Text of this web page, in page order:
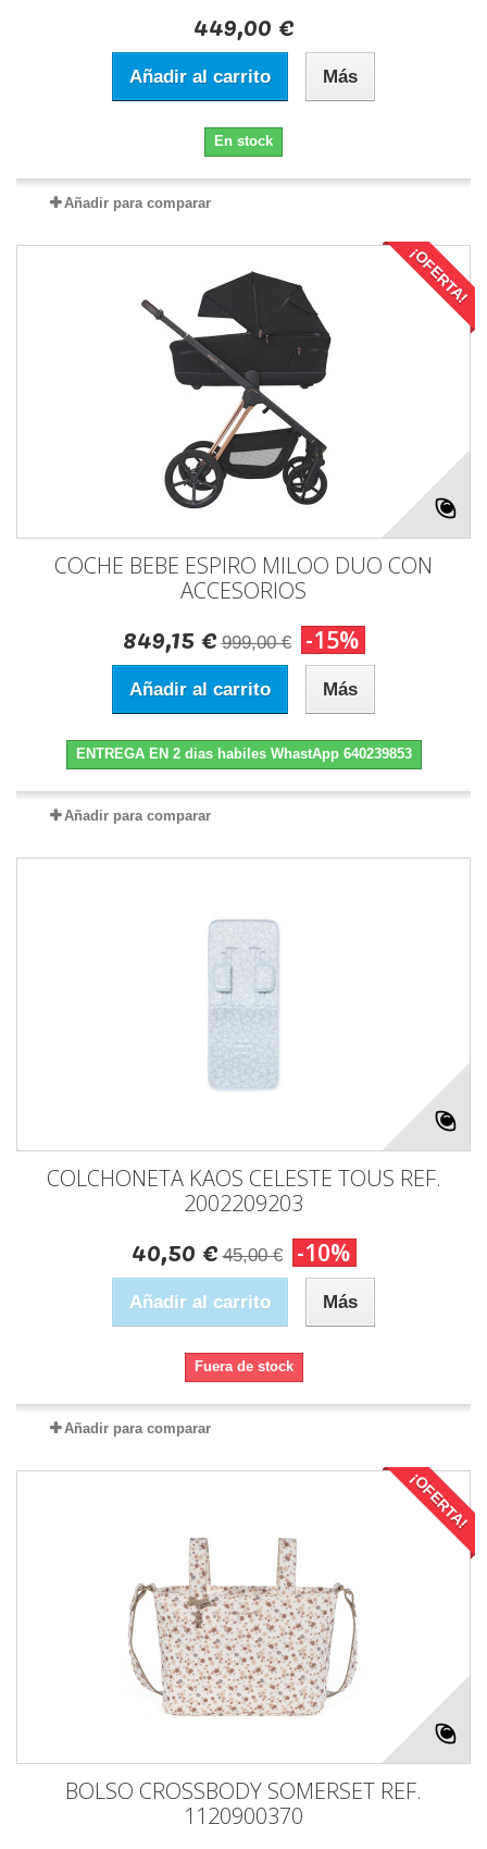
449,00 €
Añadir al carrito Más
En stock
Añadir para comparar
¡OFERTA!
COCHE BEBE ESPIRO MILOO DUO CON
ACCESORIOS
849,15 € 999,00 € -15%
Añadir al carrito Más
ENTREGA EN 2 dias habiles WhastApp 640239853
Añadir para comparar
COLCHONETA KAOS CELESTE TOUS REF.
2002209203
40,50 € 45,00 € -10%
Añadir al carrito Más
Fuera de stock
Añadir para comparar
¡OFERTA!
BOLSO CROSSBODY SOMERSET REF.
1120900370